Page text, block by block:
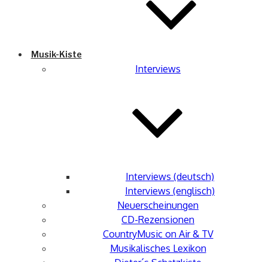
Musik-Kiste
Interviews
Interviews (deutsch)
Interviews (englisch)
Neuerscheinungen
CD-Rezensionen
CountryMusic on Air & TV
Musikalisches Lexikon